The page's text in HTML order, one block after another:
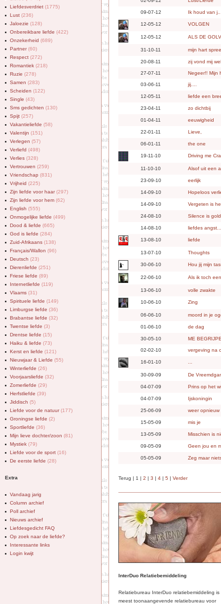
09-07-12 Ik houd van
12-05-12 VOLGEN
12-05-12 ALS DE
31-10-11 mijn hart
20-08-11 zij vond mij
27-07-11 Negeer!! Mijn
03-06-11 jij....
12-05-11 liefde een
23-04-11 zo dichtbij
01-04-11 eeuwigheid
22-01-11 Lieve,
06-01-11 the one
19-11-10 Driving me
11-10-10 Alsof uit een
23-09-10 eerlijk
14-09-10 Hopeloos
14-09-10 Vergeten is
24-08-10 Silence is gold
14-08-10 liefdes angst...
13-08-10 liefde
13-07-10 Thoughts
30-06-10 Hou jij mijn
22-06-10 Als ik toch
13-06-10 volle zwakte
10-06-10 Zing
06-06-10 moord in je
01-06-10 de dag
30-05-10 ME
02-02-10 vergeving na
16-01-10
30-09-09 De
04-07-09 Prins op het
04-07-09 Ijskoningin
25-06-09 weer
15-05-09 mis je
13-05-09 Misschien is
09-05-09 Geen jou en
05-05-09 Zeg maar
Terug | 1 | 2 | 3 | 4 | 5 | Verder
InterDuo Relatiebemiddeling
Relatiebureau InterDuo relatiebemiddeling is
meest toonaangevende relatiebureau voor
Liefdesverdriet (1775)
Lust (236)
Jaloezie (128)
Onbereikbare liefde (422)
Onzekerheid (689)
Partner(60)
Respect (272)
Romantiek (218)
Ruzie (278)
Samen (283)
Scheiden (122)
Single (43)
Sms gedichten (130)
Spijt (257)
Vakantieliefde (58)
Valentijn (151)
Verlegen (57)
Verliefd (498)
Verlies (328)
Vertrouwen (259)
Vriendschap (831)
Vrijheid (225)
Zijn liefde voor haar(297)
Zijn liefde voor hem (62)
English (555)
Onmogelijke liefde (499)
Dood & liefde (665)
God is liefde (284)
Zuid-Afrikaans (138)
Français/Wallon (96)
Deutsch (23)
Dierenliefde (251)
Friese liefde (89)
Internetliefde (119)
Vlaams (31)
Spirituele liefde (149)
Limburgse liefde (36)
Brabantse liefde (32)
Twentse liefde (3)
Drentse liefde (15)
Haiku & liefde (73)
Kerst en liefde (121)
Nieuwjaar & Liefde (55)
Winterliefde (26)
Voorjaarsliefde (32)
Zomerliefde (29)
Herfstliefde (39)
Jiddisch (5)
Liefde voor de natuur(177)
Groningse liefde (2)
Sportliefde (36)
Mijn lieve dochter/zoon (81)
Mystiek (79)
Liefde voor de sport (16)
De eerste liefde (28)
Extra
Vandaag jarig
Column archief
Poll archief
Nieuws archief
Liefdesgedicht FAQ
Op zoek naar de liefde?
Interessante links
Login kwijt